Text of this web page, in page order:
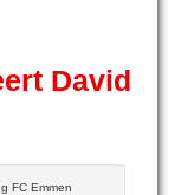
David
FC Emmen